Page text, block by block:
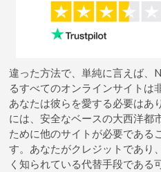
違った方法で、単純に言えば、
るすべてのオンラインサイトは
あなたは彼らを愛する必要はあ
には、安全なベースの大西洋都
ために他のサイトが必要である
す。あなたがクレジットであり
く知られている代替手段である